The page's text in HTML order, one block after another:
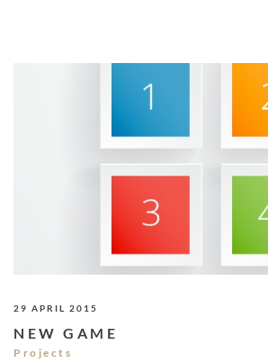
29 APRIL 2015
NEW GAME
Projects